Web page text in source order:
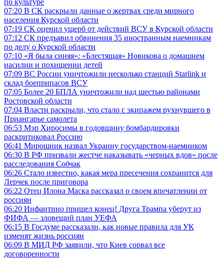
по культуре
07:20 В СК раскрыли данные о жертвах среди мирного
населения Курской области
07:19 СК оценил ущерб от действий ВСУ в Курской области
07:12 СК предъявил обвинения 35 иностранным наемникам
по делу о Курской области
07:10 «Я была синяя»: «Блестящая» Новикова о домашнем
насилии и похищении детей
07:09 ВС России уничтожили несколько станций Starlink и
склад боеприпасов ВСУ
07:05 Более 20 БПЛА уничтожили над шестью районами
Ростовской области
07:04 Власти раскрыли, что стало с экипажем рухнувшего в
Приангарье самолета
06:53 Мэр Хиросимы в годовщину бомбардировки
раскритиковал Россию
06:41 Мирошник назвал Украину государством-наемником
06:30 В РФ призвали жестче наказывать «черных вдов» после
расследования Собчак
06:26 Стало известно, какая мера пресечения сохранится для
Лерчек после приговора
06:22 Отец Илона Маска рассказал о своем впечатлении от
россиян
06:20 Инфантино пришел конец! Друга Трампа уберут из
ФИФА — зловещий план УЕФА
06:15 В Госдуме рассказали, как новые правила для УК
изменят жизнь россиян
06:09 В МИД РФ заявили, что Киев сорвал все
договоренности